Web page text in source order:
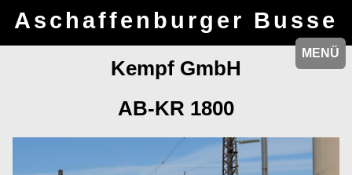
Aschaffenburger Busse
MENÜ
MENÜ
Kempf GmbH
AB-KR 1800